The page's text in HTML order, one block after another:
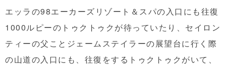
エッラの98エーカーズリゾート＆スパの入口にも往復
1000ルピーのトゥクトゥクが待っていたり、セイロン
ティーの父ことジェームステイラーの展望台に行く際
の山道の入口にも、往復をするトゥクトゥクがいて、